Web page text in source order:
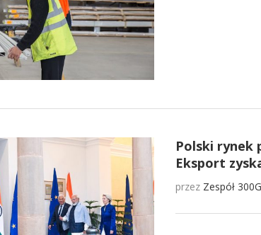
Polski rynek
Eksport
przez Zespół